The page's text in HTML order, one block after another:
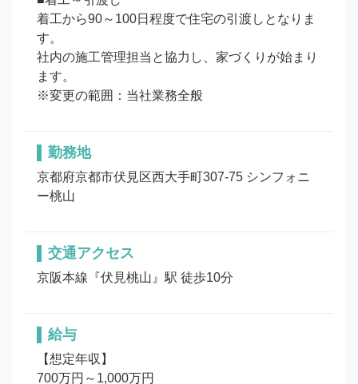
着工から90～100日程度で住宅の引渡しとなりま
す。
社内の施工管理担当と協力し、家づくりが始まり
ます。
※変更の範囲：当社業務全般
勤務地
京都府京都市伏見区西大手町307-75 シンフォニ
ー桃山
交通アクセス
京阪本線『伏見桃山』駅 徒歩10分
給与
【想定年収】
700万円～1,000万円